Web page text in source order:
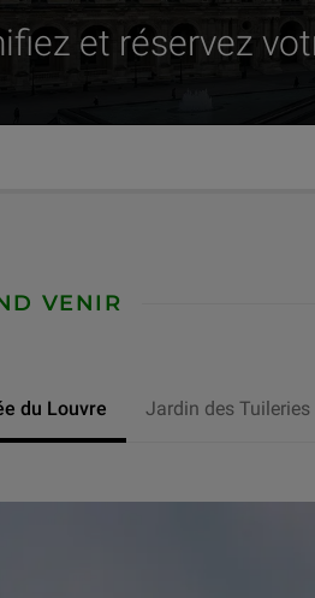
et réservez
VENIR
du Louvre Jardin des Tuileries